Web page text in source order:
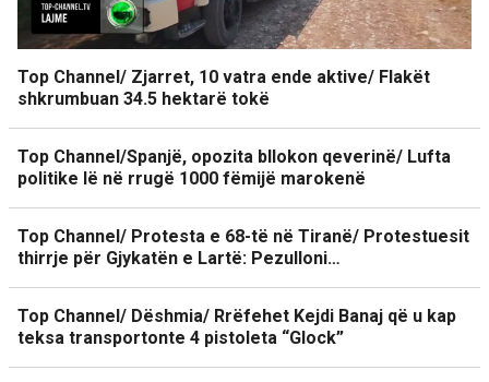
Top Channel/ Zjarret, 10 vatra ende aktive/ Flakët
shkrumbuan 34.5 hektarë tokë
Top Channel/Spanjë, opozita bllokon qeverinë/ Lufta
politike lë në rrugë 1000 fëmijë marokenë
Top Channel/ Protesta e 68-të në Tiranë/ Protestuesit
thirrje për Gjykatën e Lartë: Pezulloni…
Top Channel/ Dëshmia/ Rrëfehet Kejdi Banaj që u kap
teksa transportonte 4 pistoleta “Glock”